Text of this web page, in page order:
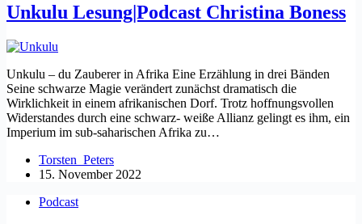
Unkulu Lesung|Podcast Christina Boness
Unkulu – du Zauberer in Afrika Eine Erzählung in drei Bänden
Seine schwarze Magie verändert zunächst dramatisch die
Wirklichkeit in einem afrikanischen Dorf. Trotz hoffnungsvollen
Widerstandes durch eine schwarz- weiße Allianz gelingt es ihm, ein
Imperium im sub-saharischen Afrika zu…
Torsten_Peters
15. November 2022
Podcast